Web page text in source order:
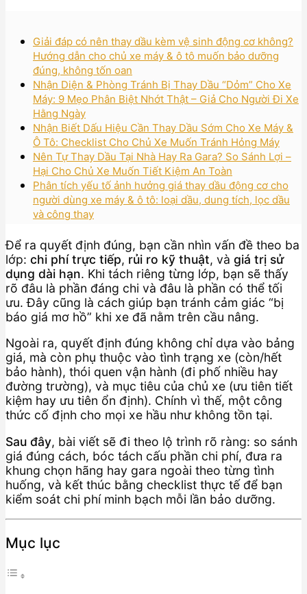
Giải đáp có nên thay dầu kèm vệ sinh động cơ không?
Hướng dẫn cho chủ xe máy & ô tô muốn bảo dưỡng
đúng, không tốn oan
Nhận Diện & Phòng Tránh Bị Thay Dầu “Dỏm” Cho Xe
Máy: 9 Mẹo Phân Biệt Nhớt Thật – Giả Cho Người Đi Xe
Hằng Ngày
Nhận Biết Dấu Hiệu Cần Thay Dầu Sớm Cho Xe Máy &
Ô Tô: Checklist Cho Chủ Xe Muốn Tránh Hỏng Máy
Nên Tự Thay Dầu Tại Nhà Hay Ra Gara? So Sánh Lợi –
Hại Cho Chủ Xe Muốn Tiết Kiệm An Toàn
Phân tích yếu tố ảnh hưởng giá thay dầu động cơ cho
người dùng xe máy & ô tô: loại dầu, dung tích, lọc dầu
và công thay
Để ra quyết định đúng, bạn cần nhìn vấn đề theo ba
lớp: chi phí trực tiếp, rủi ro kỹ thuật, và giá trị sử
dụng dài hạn. Khi tách riêng từng lớp, bạn sẽ thấy
rõ đâu là phần đáng chi và đâu là phần có thể tối
ưu. Đây cũng là cách giúp bạn tránh cảm giác “bị
báo giá mơ hồ” khi xe đã nằm trên cầu nâng.
Ngoài ra, quyết định đúng không chỉ dựa vào bảng
giá, mà còn phụ thuộc vào tình trạng xe (còn/hết
bảo hành), thói quen vận hành (đi phố nhiều hay
đường trường), và mục tiêu của chủ xe (ưu tiên tiết
kiệm hay ưu tiên ổn định). Chính vì thế, một công
thức cố định cho mọi xe hầu như không tồn tại.
Sau đây, bài viết sẽ đi theo lộ trình rõ ràng: so sánh
giá đúng cách, bóc tách cấu phần chi phí, đưa ra
khung chọn hãng hay gara ngoài theo từng tình
huống, và kết thúc bằng checklist thực tế để bạn
kiểm soát chi phí minh bạch mỗi lần bảo dưỡng.
Mục lục